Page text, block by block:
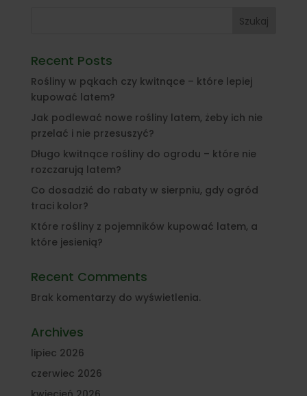
Szukaj
Recent Posts
Rośliny w pąkach czy kwitnące – które lepiej
kupować latem?
Jak podlewać nowe rośliny latem, żeby ich nie
przelać i nie przesuszyć?
Długo kwitnące rośliny do ogrodu – które nie
rozczarują latem?
Co dosadzić do rabaty w sierpniu, gdy ogród
traci kolor?
Które rośliny z pojemników kupować latem, a
które jesienią?
Recent Comments
Brak komentarzy do wyświetlenia.
Archives
lipiec 2026
czerwiec 2026